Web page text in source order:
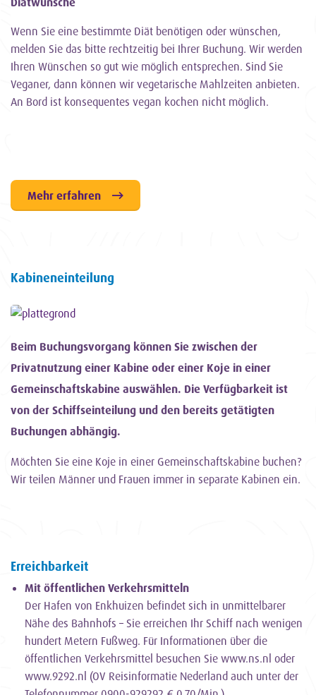
Wenn Sie eine bestimmte Diät benötigen oder wünschen,
melden Sie das bitte rechtzeitig bei Ihrer Buchung. Wir werden
Ihren Wünschen so gut wie möglich entsprechen. Sind Sie
Veganer, dann können wir vegetarische Mahlzeiten anbieten.
An Bord ist konsequentes vegan kochen nicht möglich.
Mehr erfahren
Kabineneinteilung
Beim Buchungsvorgang können Sie zwischen der
Privatnutzung einer Kabine oder einer Koje in einer
Gemeinschaftskabine auswählen. Die Verfügbarkeit ist
von der Schiffseinteilung und den bereits getätigten
Buchungen abhängig.
Möchten Sie eine Koje in einer Gemeinschaftskabine buchen?
Wir teilen Männer und Frauen immer in separate Kabinen ein.
Erreichbarkeit
Mit öffentlichen Verkehrsmitteln
Der Hafen von Enkhuizen befindet sich in unmittelbarer
Nähe des Bahnhofs – Sie erreichen Ihr Schiff nach wenigen
hundert Metern Fußweg. Für Informationen über die
öffentlichen Verkehrsmittel besuchen Sie www.ns.nl oder
www.9292.nl (OV Reisinformatie Nederland auch unter der